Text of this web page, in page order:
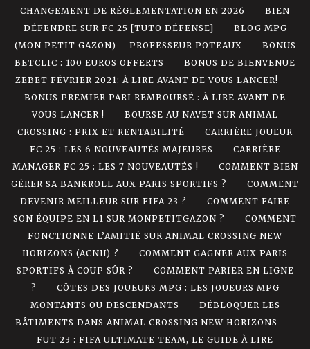
CHANGEMENT DE RÉGLEMENTATION EN 2026
BIEN
DÉFENDRE SUR FC 25 [TUTO DÉFENSE]
BLOG MPG
(MON PETIT GAZON) – PROFESSEUR POTEAUX
BONUS
BETCLIC : 100 EUROS OFFERTS
BONUS DE BIENVENUE
ZEBET FÉVRIER 2021: À LIRE AVANT DE VOUS LANCER!
BONUS PREMIER PARI REMBOURSÉ : À LIRE AVANT DE
VOUS LANCER !
BOURSE AU NAVET SUR ANIMAL
CROSSING : PRIX ET RENTABILITÉ
CARRIÈRE JOUEUR
FC 25 : LES 6 NOUVEAUTÉS MAJEURES
CARRIÈRE
MANAGER FC 25 : LES 7 NOUVEAUTÉS !
COMMENT BIEN
GÉRER SA BANKROLL AUX PARIS SPORTIFS ?
COMMENT
DEVENIR MEILLEUR SUR FIFA 23 ?
COMMENT FAIRE
SON ÉQUIPE EN L1 SUR MONPETITGAZON ?
COMMENT
FONCTIONNE L’AMITIÉ SUR ANIMAL CROSSING NEW
HORIZONS (ACNH) ?
COMMENT GAGNER AUX PARIS
SPORTIFS À COUP SÛR ?
COMMENT PARIER EN LIGNE
?
CÔTES DES JOUEURS MPG : LES JOUEURS MPG
MONTANTS OU DESCENDANTS
DÉBLOQUER LES
BÂTIMENTS DANS ANIMAL CROSSING NEW HORIZONS
FUT 23 : FIFA ULTIMATE TEAM, LE GUIDE À LIRE